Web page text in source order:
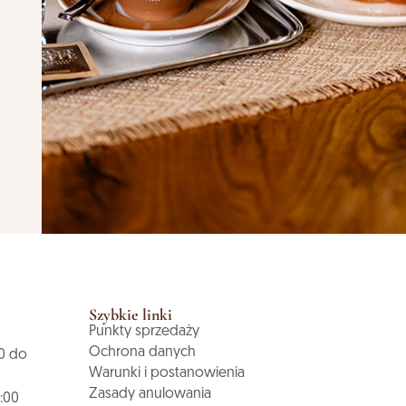
do
Szybkie linki
Punkty sprzedaży
Ochrona danych
Warunki i postanowienia
Zasady anulowania